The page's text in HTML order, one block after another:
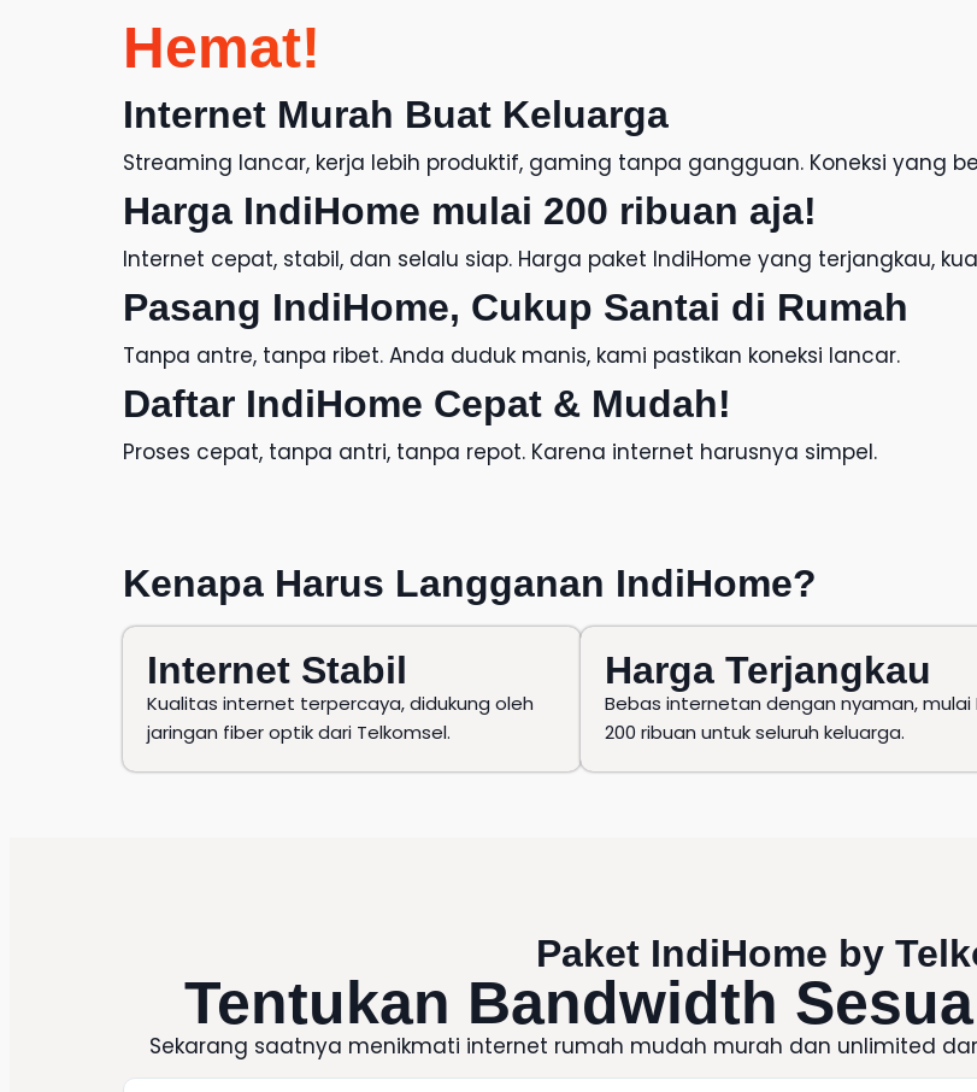
Hemat!
Internet Murah Buat Keluarga
Streaming lancar, kerja lebih produktif, gaming tanpa gangguan. Koneksi yang
Harga IndiHome mulai 200 ribuan aja!
Internet cepat, stabil, dan selalu siap. Harga paket IndiHome yang terjangkau,
Pasang IndiHome, Cukup Santai di Rumah
Tanpa antre, tanpa ribet. Anda duduk manis, kami pastikan koneksi lancar.
Daftar IndiHome Cepat & Mudah!
Proses cepat, tanpa antri, tanpa repot. Karena internet harusnya simpel.
Kenapa Harus Langganan IndiHome?
Internet Stabil
Kualitas internet terpercaya, didukung oleh
jaringan fiber optik dari Telkomsel.
Harga Terjangkau
Bebas internetan dengan nyaman, mulai
200 ribuan untuk seluruh keluarga.
Paket IndiHome by
Tentukan Bandwidth
Sekarang saatnya menikmati internet rumah mudah murah dan unlimited